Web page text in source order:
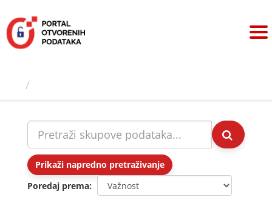
sadržaj
Prikaži napredno pretraživanje
Poredaj prema